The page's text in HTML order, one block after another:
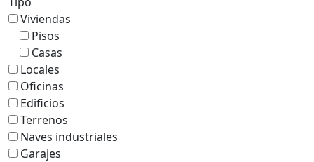
Viviendas
Pisos
Casas
Locales
Oficinas
Edificios
Terrenos
Naves industriales
Garajes